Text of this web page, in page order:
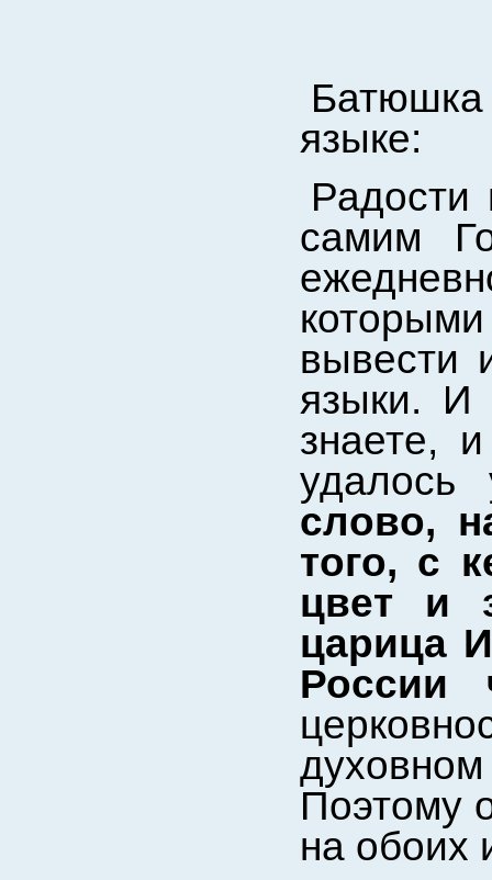
языке:
самим
вывести
языки. И
знаете,
слово,
того, с
цвет и
царица
России
Поэтому
на обоих